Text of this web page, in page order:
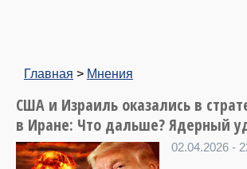
Главная > Мнения
США и Израиль оказались в
в Иране: Что дальше? Ядерный
02.04.2026 -